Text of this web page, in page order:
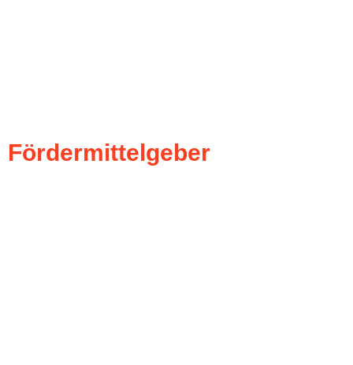
Fördermittelgeber